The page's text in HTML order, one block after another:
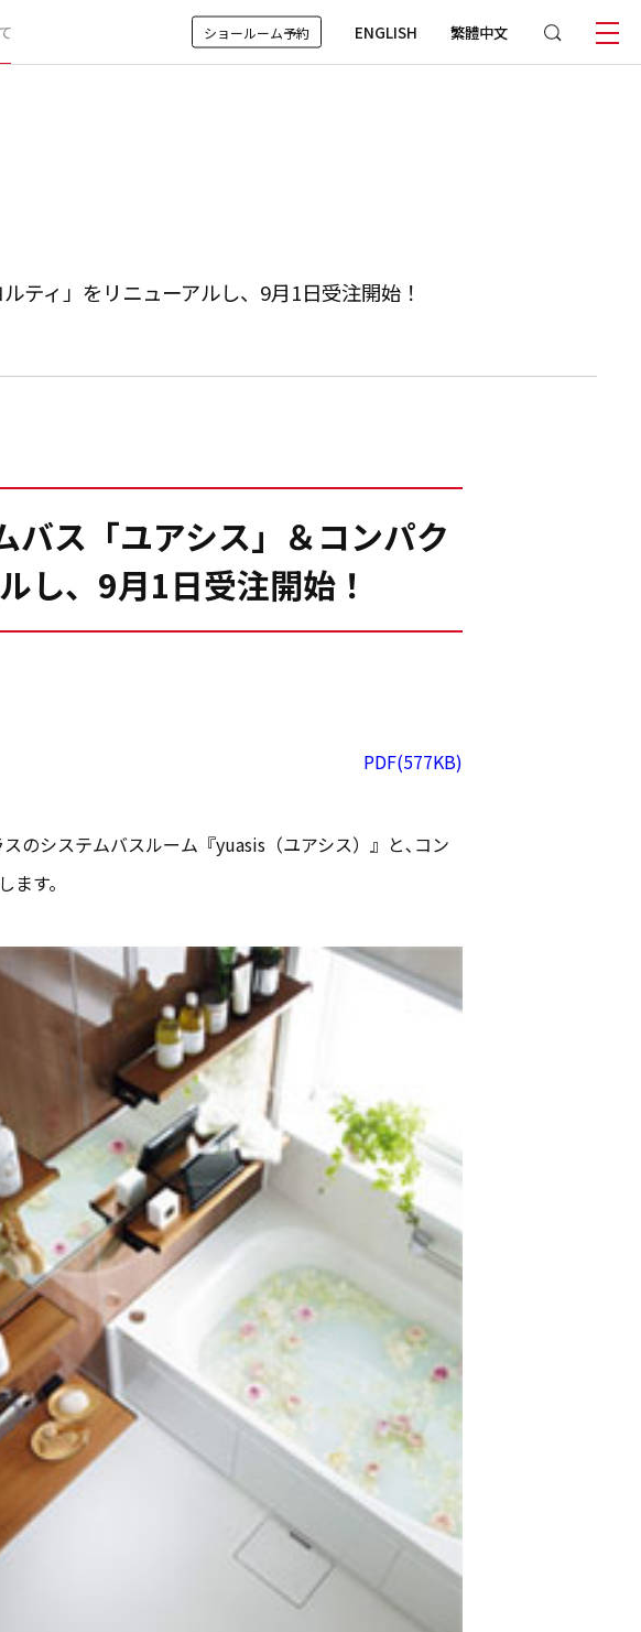
ショールーム予約 ENGLISH 繁體中文
ティ」をリニューアルし、9月1日受注開始！
バス「ユアシス」＆コンパク
し、9月1日受注開始！
PDF(577KB)
のシステムバスルーム『yuasis（ユアシス）』と､コン
す。